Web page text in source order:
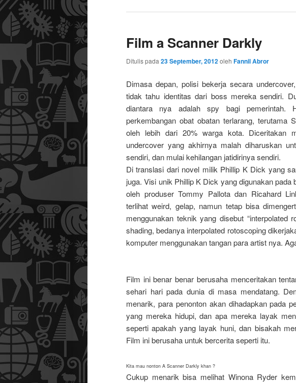
Film a Scanner Darkly
Ditulis pada 23 September, 2012oleh Fannil Abror
Dimasa depan, polisi bekerja secara
tidak tahu identitas dari boss mereka sendiri.
diantara nya adalah spy bagi pemerintah.
perkembangan obat obatan terlarang, terutama
oleh lebih dari 20% warga kota. Diceritakan
undercover yang akhirnya malah diharuskan
sendiri, dan mulai kehilangan jatidirinya sendiri.
Di translasi dari novel milik Phillip K Dick yang
juga. Visi unik Phillip K Dick yang digunakan
oleh produser Tommy Pallota dan Ricahard
terlihat weird, gelap, namun tetap bisa
menggunakan teknik yang disebut “interpolated
shading, bedanya interpolated rotoscoping
komputer menggunakan tangan para artist nya.
Film ini benar benar berusaha menceritakan
sehari hari pada dunia di masa mendatang.
menarik, para penonton akan dihadapkan pada
yang mereka hidupi, dan apa mereka layak
seperti apakah yang layak huni, dan bisakah
Film ini berusaha untuk bercerita seperti itu.
Kita mau nonton A Scanner Darkly khan ?
Cukup menarik bisa melihat Winona Ryder